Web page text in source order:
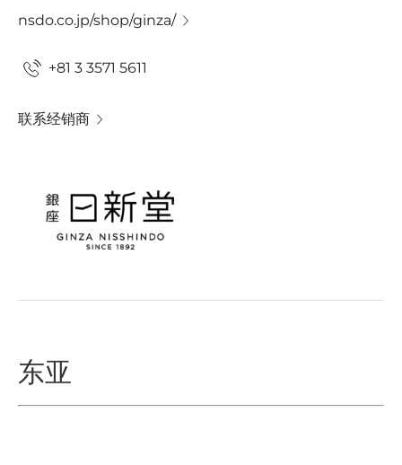
nsdo.co.jp/shop/ginza/
+81 3 3571 5611
联系经销商
东亚